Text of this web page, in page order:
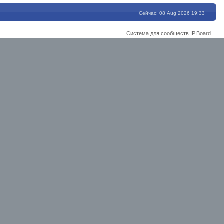
Сейчас: 08 Aug 2026 19:33
Система для сообществ IP.Board